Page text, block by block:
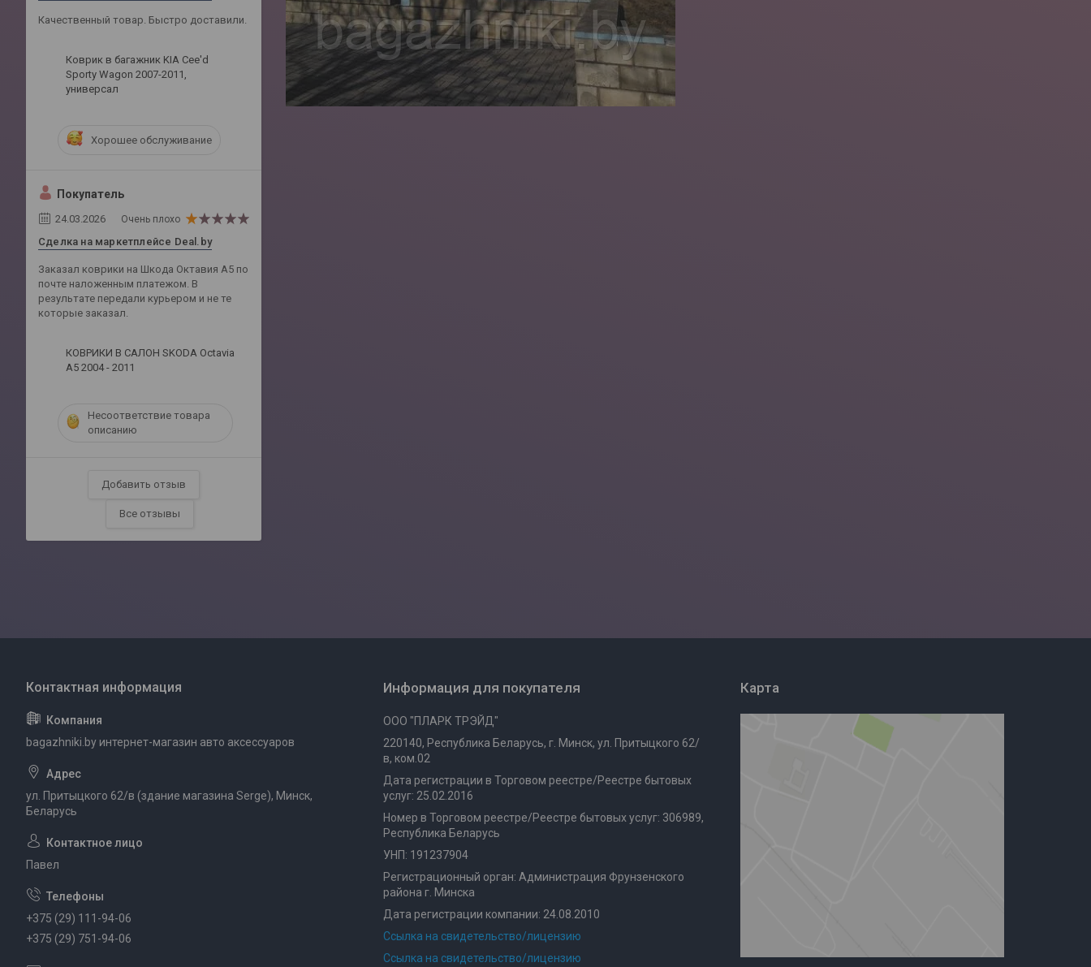
Качественный товар. Быстро доставили.
Коврик в багажник KIA Cee'd
Sporty Wagon 2007-2011,
универсал
Хорошее обслуживание
Покупатель
24.03.2026 Очень плохо
Сделка на маркетплейсе Deal.by
Заказал коврики на Шкода Октавия А5 по
почте наложенным платежом. В
результате передали курьером и не те
которые заказал.
КОВРИКИ В САЛОН SKODA Octavia
A5 2004 - 2011
Несоответствие товара
описанию
Добавить отзыв
Все отзывы
bagazhniki.by интернет-магазин авто аксессуаров
ул. Притыцкого 62/в (здание магазина Serge), Минск,
Беларусь
Павел
+375 (29) 111-94-06
+375 (29) 751-94-06
Информация для покупателя
ООО "ПЛАРК ТРЭЙД"
220140, Республика Беларусь, г. Минск, ул. Притыцкого 62/
в, ком.02
Дата регистрации в Торговом реестре/Реестре бытовых
услуг: 25.02.2016
Номер в Торговом реестре/Реестре бытовых услуг: 306989,
Республика Беларусь
УНП: 191237904
Регистрационный орган: Администрация Фрунзенского
района г. Минска
Дата регистрации компании: 24.08.2010
Ссылка на свидетельство/лицензию
Ссылка на свидетельство/лицензию
Карта